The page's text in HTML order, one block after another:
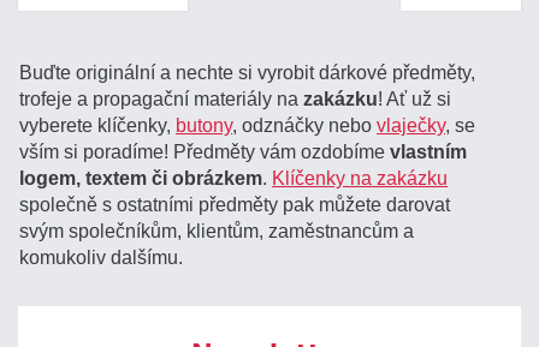
Buďte originální a nechte si vyrobit dárkové předměty,
trofeje a propagační materiály nazakázku! Ať už si
vyberete klíčenky, butony, odznáčky nebovlaječky, se
vším si poradíme! Předměty vám ozdobímevlastním
logem, textem či obrázkem. Klíčenky na zakázku
společně s ostatními předměty pak můžete darovat
svým společníkům, klientům, zaměstnancům a
komukoliv dalšímu.